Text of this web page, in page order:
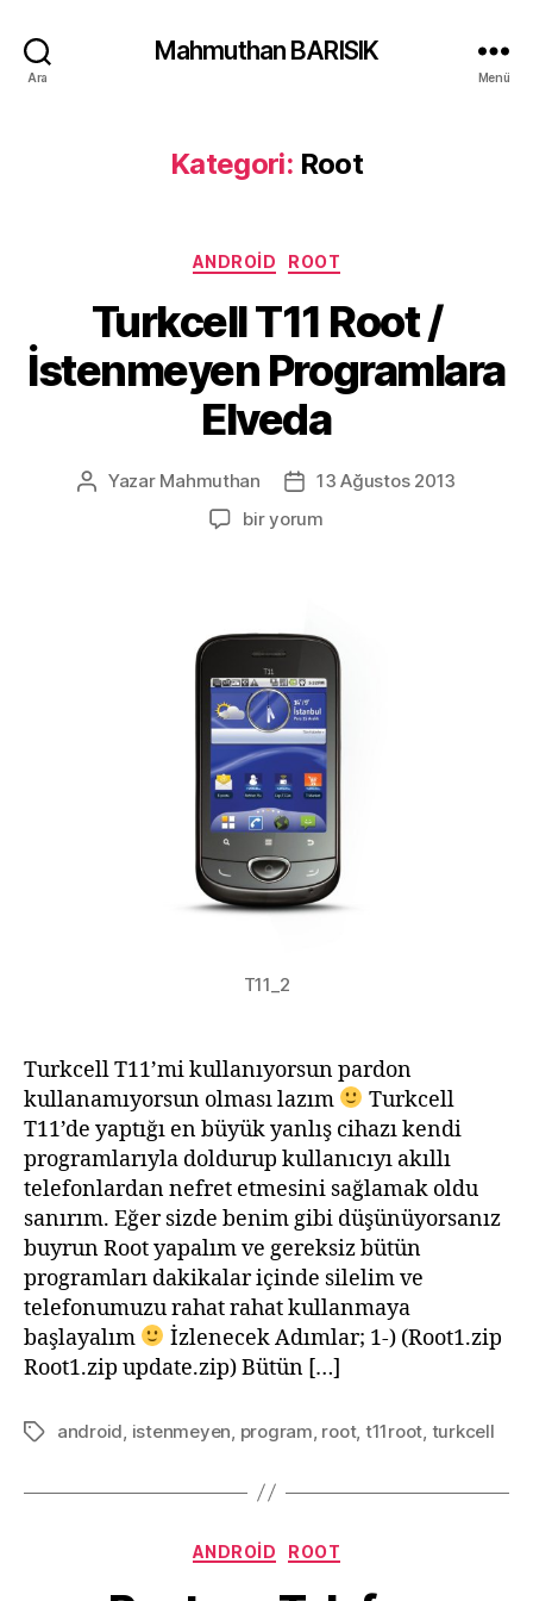
Ara
Mahmuthan BARISIK
Menü
Kategori: Root
Kategoriler
ANDROID ROOT
Turkcell T11 Root /
İstenmeyen Programlara
Elveda
Yazının
Yazar Mahmuthan
Yazı13 Ağustos 2013
Turkcell
Programlara
Elveda
için
bir yorum
T11_2
Turkcell T11’mi kullanıyorsun pardon
kullanamıyorsun olması lazım
Turkcell
T11’de yaptığı en büyük yanlış cihazı kendi
programlarıyla doldurup kullanıcıyı akıllı
telefonlardan nefret etmesini sağlamak oldu
sanırım. Eğer sizde benim gibi düşünüyorsanız
buyrun Root yapalım ve gereksiz bütün
programları dakikalar içinde silelim ve
telefonumuzu rahat rahat kullanmaya
başlayalım
İzlenecek Adımlar; 1-) (Root1.zip
Root1.zip update.zip) Bütün […]
Etiketler
android istenmeyen program root, t11root turkcell
Kategoriler
ANDROID ROOT